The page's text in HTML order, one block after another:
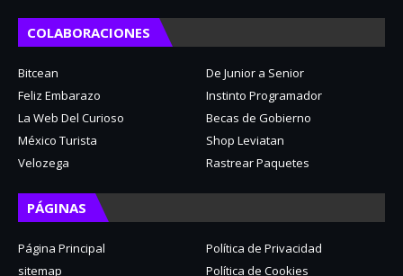
COLABORACIONES
Bitcean
De Junior a Senior
Feliz Embarazo
Instinto Programador
La Web Del Curioso
Becas de Gobierno
México Turista
Shop Leviatan
Velozega
Rastrear Paquetes
PÁGINAS
Página Principal
Política de Privacidad
sitemap
Política de Cookies